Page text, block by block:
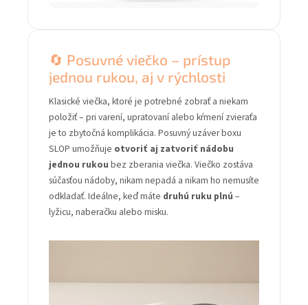
🔄 Posuvné viečko – prístup
jednou rukou, aj v rýchlosti
Klasické viečka, ktoré je potrebné zobrať a niekam
položiť – pri varení, upratovaní alebo kŕmení zvieraťa
je to zbytočná komplikácia. Posuvný uzáver boxu
SLOP umožňuje otvoriť aj zatvoriť nádobu
jednou rukou bez zberania viečka. Viečko zostáva
súčasťou nádoby, nikam nepadá a nikam ho nemusíte
odkladať. Ideálne, keď máte druhú ruku plnú –
lyžicu, naberačku alebo misku.